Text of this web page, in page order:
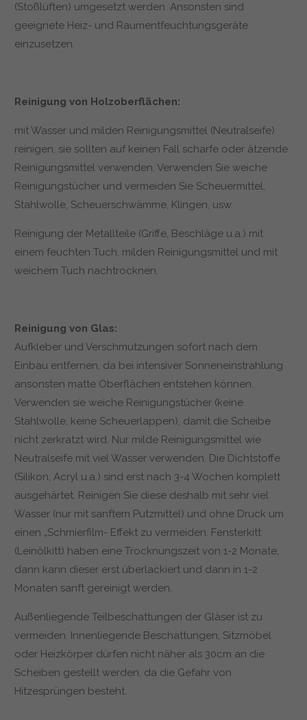
(Stoßlüften) umgesetzt werden. Ansonsten sind
geeignete Heiz- und Raumentfeuchtungsgeräte
einzusetzen.
Reinigung von Holzoberflächen:
mit Wasser und milden Reinigungsmittel (Neutralseife)
reinigen, sie sollten auf keinen Fall scharfe oder ätzende
Reinigungsmittel verwenden. Verwenden Sie weiche
Reinigungstücher und vermeiden Sie Scheuermittel,
Stahlwolle, Scheuerschwämme, Klingen, usw.
Reinigung der Metallteile (Griffe, Beschläge u.a.) mit
einem feuchten Tuch, milden Reinigungsmittel und mit
weichem Tuch nachtrocknen.
Reinigung von Glas:
Aufkleber und Verschmutzungen sofort nach dem
Einbau entfernen, da bei intensiver Sonneneinstrahlung
ansonsten matte Oberflächen entstehen können.
Verwenden sie weiche Reinigungstücher (keine
Stahlwolle, keine Scheuerlappen), damit die Scheibe
nicht zerkratzt wird. Nur milde Reinigungsmittel wie
Neutralseife mit viel Wasser verwenden. Die Dichtstoffe
(Silikon, Acryl u.a.) sind erst nach 3-4 Wochen komplett
ausgehärtet. Reinigen Sie diese deshalb mit sehr viel
Wasser (nur mit sanftem Putzmittel) und ohne Druck um
einen „Schmierfilm- Effekt zu vermeiden. Fensterkitt
(Leinölkitt) haben eine Trocknungszeit von 1-2 Monate,
dann kann dieser erst überlackiert und dann in 1-2
Monaten sanft gereinigt werden.
Außenliegende Teilbeschattungen der Gläser ist zu
vermeiden. Innenliegende Beschattungen, Sitzmöbel
oder Heizkörper dürfen nicht näher als 30cm an die
Scheiben gestellt werden, da die Gefahr von
Hitzesprüngen besteht.